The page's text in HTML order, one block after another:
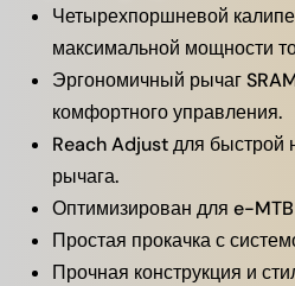
Четырехпоршневой
максимальной мощности
Эргономичный рычаг
комфортного управления.
Reach Adjust для быстрой
рычага.
Оптимизирован для e-MTB
Простая прокачка с
Прочная конструкция и